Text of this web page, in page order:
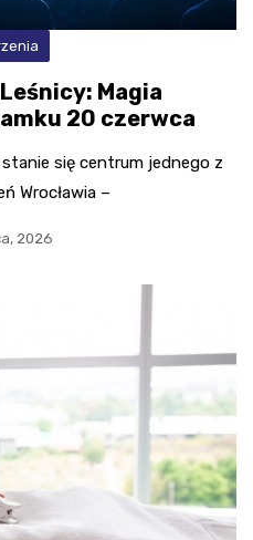
Magia
20 czerwca
się centrum jednego z
Wrocławia –
2026